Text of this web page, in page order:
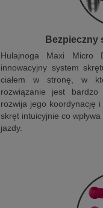
Bezpieczny
Hulajnoga Maxi Micro
innowacyjny system
ciałem w stronę, w
rozwiązanie jest
rozwija jego koordynację
skręt intuicyjnie co
jazdy.